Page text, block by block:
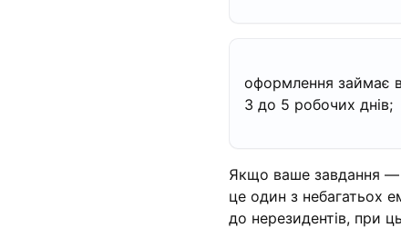
оформлення займає
3 до 5 робочих днів;
Якщо ваше завдання —
це один з небагатьох
до нерезидентів, при